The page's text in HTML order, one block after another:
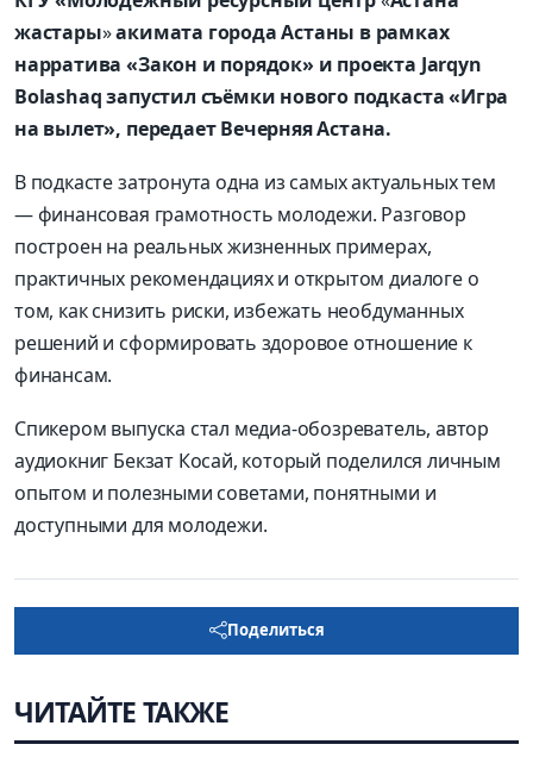
жастары»акимата города Астаны в рамках
нарратива «Закон и порядок» и проекта Jarqyn
Bolashaq запустил съёмки нового подкаста «Игра
на вылет», передает Вечерняя Астана.
В подкасте затронута одна из самых актуальных тем
— финансовая грамотность молодежи. Разговор
построен на реальных жизненных примерах,
практичных рекомендациях и открытом диалоге о
том, как снизить риски, избежать необдуманных
решений и сформировать здоровое отношение к
финансам.
Спикером выпуска стал медиа-обозреватель, автор
аудиокниг Бекзат Косай, который поделился личным
опытом и полезными советами, понятными и
доступными для молодежи.
Поделиться
ЧИТАЙТЕ ТАКЖЕ